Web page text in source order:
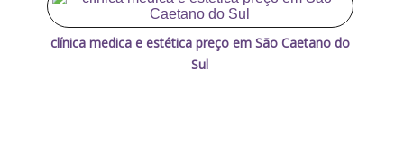
clínica medica e estética preço em São Caetano do
Sul